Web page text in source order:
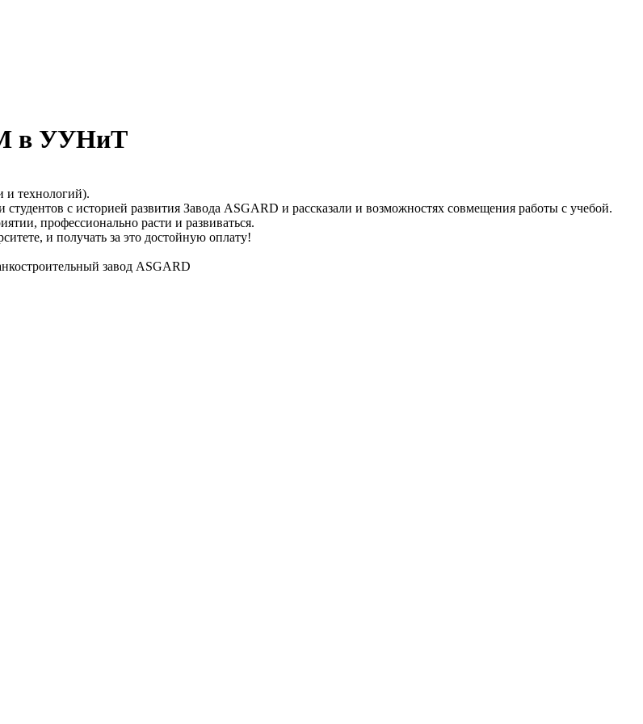
в УУНиТ
технологий).
с историей развития Завода ASGARD и рассказали и возможностях совмещения работы с учебой.
профессионально расти и развиваться.
и получать за это достойную оплату!
завод ASGARD